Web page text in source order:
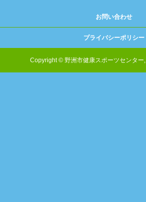
お問い合わせ
プライバシーポリシー
Copyright © 野洲市健康スポーツセンター